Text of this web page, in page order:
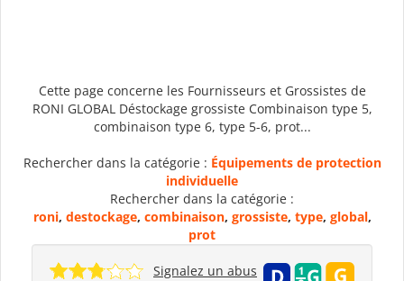
Cette page concerne les Fournisseurs et Grossistes de
RONI GLOBAL Déstockage grossiste Combinaison type 5,
combinaison type 6, type 5-6, prot...
Rechercher dans la catégorie : Équipements de protection
individuelle
Rechercher dans la catégorie :
roni, destockage, combinaison, grossiste, type, global,
prot
Signalez un abus